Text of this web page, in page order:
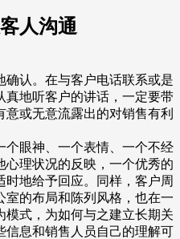
人沟通
认。在与客户电话联系或是
真地听客户的讲话，一定要带
或无意流露出的对销售有利
个眼神、一个表情、一个不经
理状况的反映，一个优秀的
地给予回应。同样，客户周
室的布局和陈列风格，也在一
模式，为如何与之建立长期关
信息和销售人员自己的理解可